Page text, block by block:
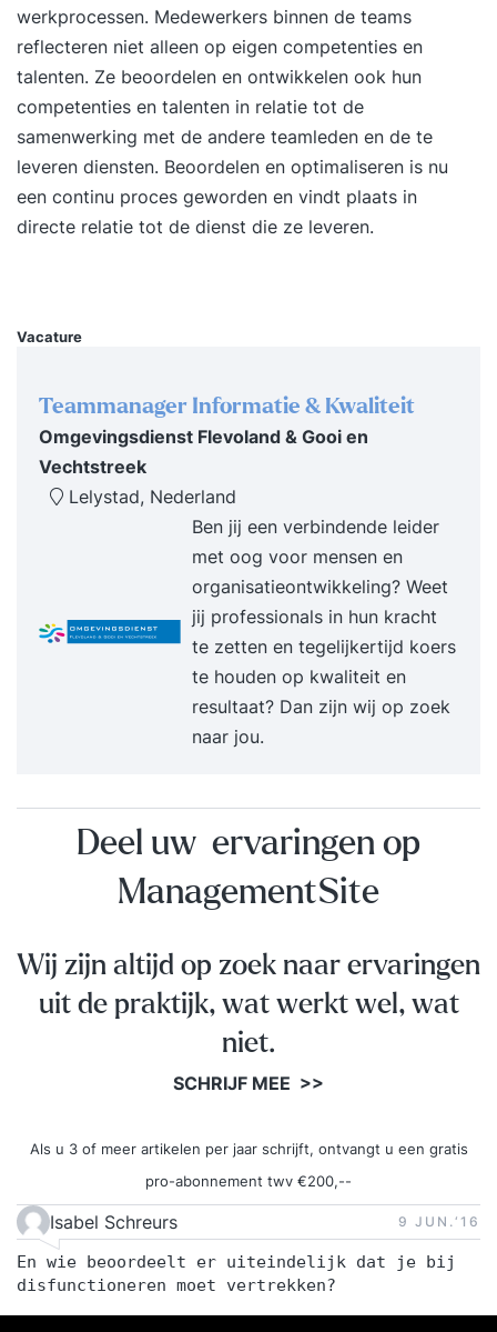
de omgeving snel verandert zoeken steeds meer
organisaties nieuwe manieren van werken. Met
nieuwe manieren van werken komen organisaties
makkelijker tot goede resultaten voor klanten.
Daarnaast zijn verfrissende werkwijzen vaak
motiverender voor medewerkers. Een groeiend
aantal organisaties gaat om deze reden in
zelfsturende of zelforganiserende teams werken.
betere resultaat. Resultaten na de tweedaagse
dagen in de Zelforganisatie & Zelfsturing
Training... Voel je je zeker om aan de slag te gaan
met zelforganisatie en zelfsturing; Weet je welke
vorm van organiseren het beste bij jouw
organisatie past; Heb je de voordelen van
zelforganisatie en zelfsturing zelf mogen ervaren;
Beschik je over onmisbare kennis van de
randvoorwaarden die nodig zijn om
zelforganisatie en zelfsturing te laten slagen; Kun
je binnen teams heldere rollen definiëren; Ben je
van meerwaarde doordat je nieuwe manieren van
overleggen, samenwerken en besluitvorming
een doorvertaling van de theorie naar jouw
werksituatie; Ben je in staat anderen mee te
nemen in deze nieuwe manier van denken en
werken; Ben je op de hoogte van vernieuwende
1Zelforganisatie en zelfsturing als concept: Hoe
hebben organisaties zich de laatste decennia
ontwikkeld? Hoe draagt zelforganisatie en
zelfsturing bij aan de hedendaagse uitdagingen
waar individuen en organisaties voor staan? De
vaak door elkaar gebruikt. In de opleiding leer je
de belangrijkste verschillen en
toepassingsmogelijkheden. Zelforganisatie en
zelfsturing slaagt alleen door de onderliggende
waarden te begrijpen en voorbeeldgedrag te
vertonen. Dagelijkse gebruiken die horen bij
werkprocessen. Medewerkers binnen de teams
reflecteren niet alleen op eigen competenties en
talenten. Ze beoordelen en ontwikkelen ook hun
competenties en talenten in relatie tot de
samenwerking met de andere teamleden en de te
leveren diensten. Beoordelen en optimaliseren is nu
een continu proces geworden en vindt plaats in
directe relatie tot de dienst die ze leveren.
Vacature
Teammanager Informatie & Kwaliteit
Omgevingsdienst Flevoland & Gooi en
Vechtstreek
Lelystad, Nederland
Ben jij een verbindende leider
met oog voor mensen en
organisatieontwikkeling? Weet
jij professionals in hun kracht
te zetten en tegelijkertijd koers
te houden op kwaliteit en
resultaat? Dan zijn wij op zoek
naar jou.
Deel uw ervaringen op
ManagementSite
Wij zijn altijd op zoek naar ervaringen
uit de praktijk, wat werkt wel, wat
niet.
SCHRIJF MEE >>
Als u 3 of meer artikelen per jaar schrijft, ontvangt u een gratis
pro-abonnement twv €200,--
Isabel Schreurs 9 JUN.‘16
En wie beoordeelt er uiteindelijk dat je bij
disfunctioneren moet vertrekken?